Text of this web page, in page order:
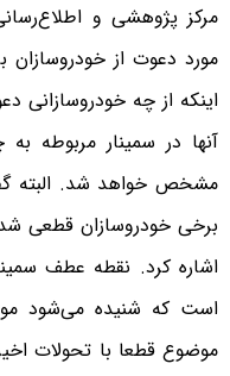
مرکز پژوهشی و
مورد دعوت از
اینکه از چه
آنها در سمینار مربوطه
مشخص خواهد شد. البته
برخی خودروسازان قطعی
اشاره کرد. نقطه عطف
است که شنیده می‌شود
موضوع قطعا با تحولات